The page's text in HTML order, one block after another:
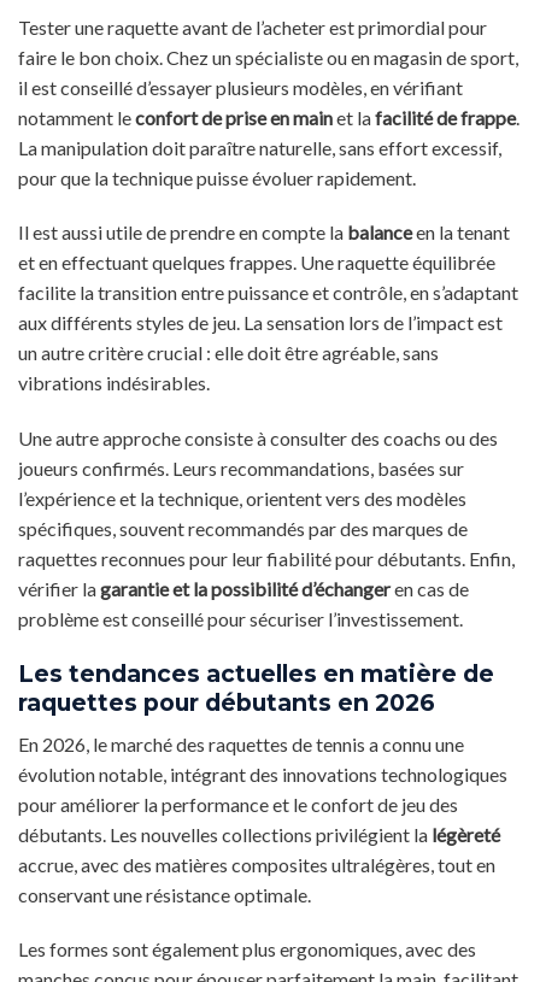
Tester une raquette avant de l’acheter est primordial pour
faire le bon choix. Chez un spécialiste ou en magasin de sport,
il est conseillé d’essayer plusieurs modèles, en vérifiant
notamment leconfort de prise en mainet lafacilité de frappe.
La manipulation doit paraître naturelle, sans effort excessif,
pour que la technique puisse évoluer rapidement.
Il est aussi utile de prendre en compte la balanceen la tenant
et en effectuant quelques frappes. Une raquette équilibrée
facilite la transition entre puissance et contrôle, en s’adaptant
aux différents styles de jeu. La sensation lors de l’impact est
un autre critère crucial : elle doit être agréable, sans
vibrations indésirables.
Une autre approche consiste à consulter des coachs ou des
joueurs confirmés. Leurs recommandations, basées sur
l’expérience et la technique, orientent vers des modèles
spécifiques, souvent recommandés par des marques de
raquettes reconnues pour leur fiabilité pour débutants. Enfin,
vérifier lagarantie et la possibilité d’échangeren cas de
problème est conseillé pour sécuriser l’investissement.
Les tendances actuelles en matière de
raquettes pour débutants en 2026
En 2026, le marché des raquettes de tennis a connu une
évolution notable, intégrant des innovations technologiques
pour améliorer la performance et le confort de jeu des
débutants. Les nouvelles collections privilégient la légèreté
accrue, avec des matières composites ultralégères, tout en
conservant une résistance optimale.
Les formes sont également plus ergonomiques, avec des